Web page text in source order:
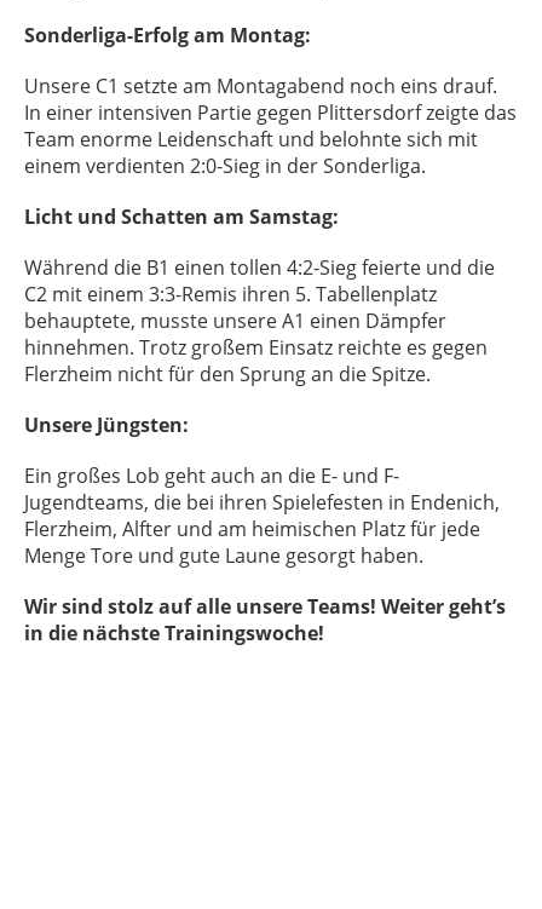
Sonderliga-Erfolg am Montag:
Unsere C1 setzte am Montagabend noch eins drauf.
In einer intensiven Partie gegen Plittersdorf zeigte das
Team enorme Leidenschaft und belohnte sich mit
einem verdienten 2:0-Sieg in der Sonderliga.
Licht und Schatten am Samstag:
Während die B1 einen tollen 4:2-Sieg feierte und die
C2 mit einem 3:3-Remis ihren 5. Tabellenplatz
behauptete, musste unsere A1 einen Dämpfer
hinnehmen. Trotz großem Einsatz reichte es gegen
Flerzheim nicht für den Sprung an die Spitze.
Unsere Jüngsten:
Ein großes Lob geht auch an die E- und F-
Jugendteams, die bei ihren Spielefesten in Endenich,
Flerzheim, Alfter und am heimischen Platz für jede
Menge Tore und gute Laune gesorgt haben.
Wir sind stolz auf alle unsere Teams! Weiter geht’s
in die nächste Trainingswoche!